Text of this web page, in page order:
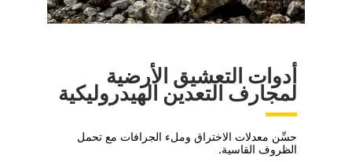
أدوات التعشيق الأرضية
لمجارف التعدين الهيدروليكية
حسِّن معدلات الاختراق وملء الجرافات مع تحمل
الظروف القاسية.